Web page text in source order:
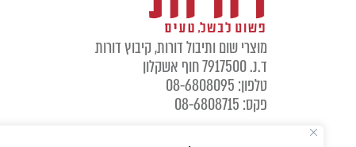
מוצרי שום ותיבול דורות, קיבוץ דורות
ד.נ. 7917500 חוף אשקלון
טלפון: 08-6808095
פקס: 08-6808715